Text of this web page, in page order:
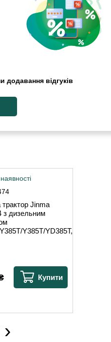
додавання відгуків
трактор Jinma
з дизельним
Y385T/YD385T,
Купити
›